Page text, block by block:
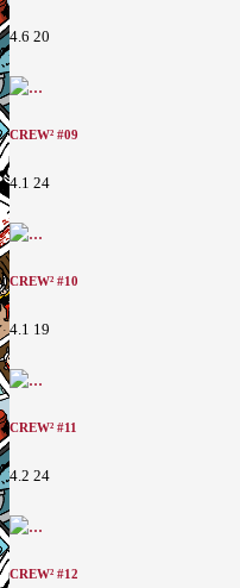
4.6 20
CREW² #09
4.1 24
CREW² #10
4.1 19
CREW² #11
4.2 24
CREW² #12